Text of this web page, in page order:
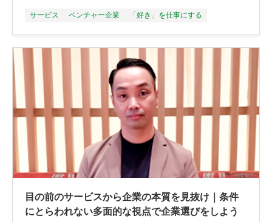
サービス ベンチャー企業 「好き」を仕事にする
目の前のサービスから企業の本質を見抜け｜条件
にとらわれない多面的な視点で企業選びをしよう